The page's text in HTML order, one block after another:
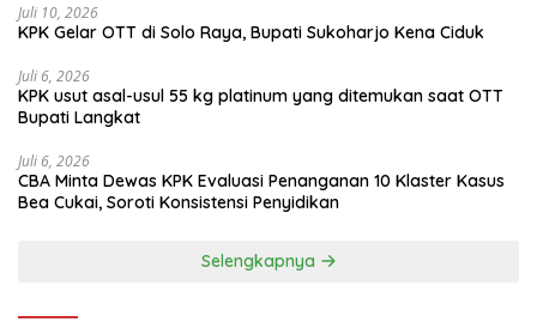
Juli 10, 2026
KPK Gelar OTT di Solo Raya, Bupati Sukoharjo Kena Ciduk
Juli 6, 2026
KPK usut asal-usul 55 kg platinum yang ditemukan saat OTT
Bupati Langkat
Juli 6, 2026
CBA Minta Dewas KPK Evaluasi Penanganan 10 Klaster Kasus
Bea Cukai, Soroti Konsistensi Penyidikan
Selengkapnya